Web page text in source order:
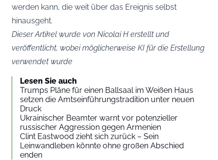
werden kann, die weit über das Ereignis selbst
hinausgeht.
Dieser Artikel wurde von Nicolai H erstellt und
veröffentlicht, wobei möglicherweise KI für die Erstellung
verwendet wurde
Lesen Sie auch
Trumps Pläne für einen Ballsaal im Weißen Haus
setzen die Amtseinführungstradition unter neuen
Druck
Ukrainischer Beamter warnt vor potenzieller
russischer Aggression gegen Armenien
Clint Eastwood zieht sich zurück – Sein
Leinwandleben könnte ohne großen Abschied
enden